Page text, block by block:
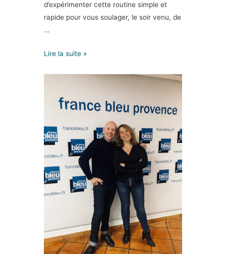
d’expérimenter cette routine simple et
rapide pour vous soulager, le soir venu, de
…
Lire la suite »